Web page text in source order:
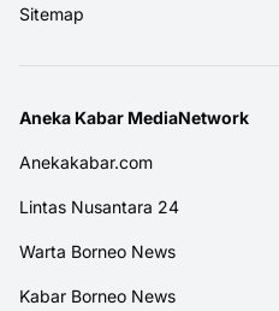
Sitemap
Aneka Kabar MediaNetwork
Anekakabar.com
Lintas Nusantara 24
Warta Borneo News
Kabar Borneo News